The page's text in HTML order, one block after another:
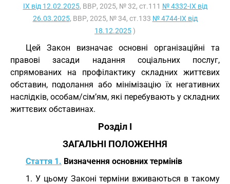
IX від 12.02.2025, ВВР, 2025, № 32, ст.111 № 4332-IX від
26.03.2025, ВВР, 2025, № 34, ст.133 № 4744-IX від
18.12.2025)
Цей Закон визначає основні організаційні та
правові засади надання соціальних послуг,
спрямованих на профілактику складних життєвих
обставин, подолання або мінімізацію їх негативних
наслідків, особам/сім’ям, які перебувають у складних
життєвих обставинах.
Розділ I
ЗАГАЛЬНІ ПОЛОЖЕННЯ
Стаття 1. Визначення основних термінів
1. У цьому Законі терміни вживаються в такому